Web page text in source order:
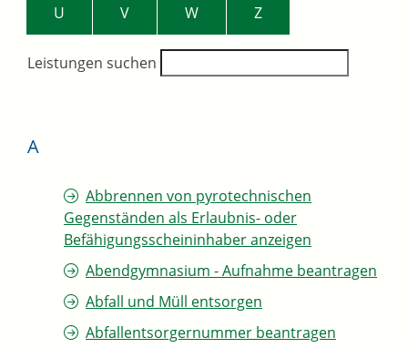
U V W Z
Leistungen suchen
A
Abbrennen von pyrotechnischen
Gegenständen als Erlaubnis- oder
Befähigungsscheininhaber anzeigen
Abendgymnasium - Aufnahme beantragen
Abfall und Müll entsorgen
Abfallentsorgernummer beantragen